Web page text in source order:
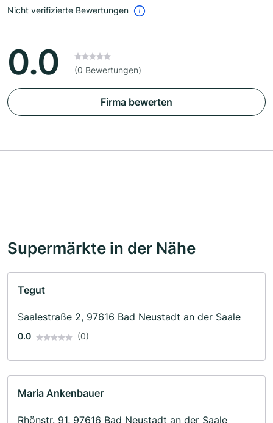
Nicht verifizierte Bewertungen
0.0 (0 Bewertungen)
Firma bewerten
Supermärkte in der Nähe
Tegut
Saalestraße 2, 97616 Bad Neustadt an der Saale
0.0 (0)
Maria Ankenbauer
Rhönstr. 91, 97616 Bad Neustadt an der Saale